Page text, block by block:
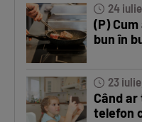
24
(P)
bun în
23
Când
telefon